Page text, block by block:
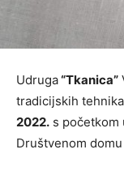
Udruga“Tkanica”
tradicijskih
2022. s početkom
Društvenom